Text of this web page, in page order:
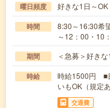
曜日頻度 好きな1日～OK
時間
8:30～16:30希
～12：00・10
期間 ＜急募＞好き
時給
時給1500円 ■
いもOK（規定
交通費